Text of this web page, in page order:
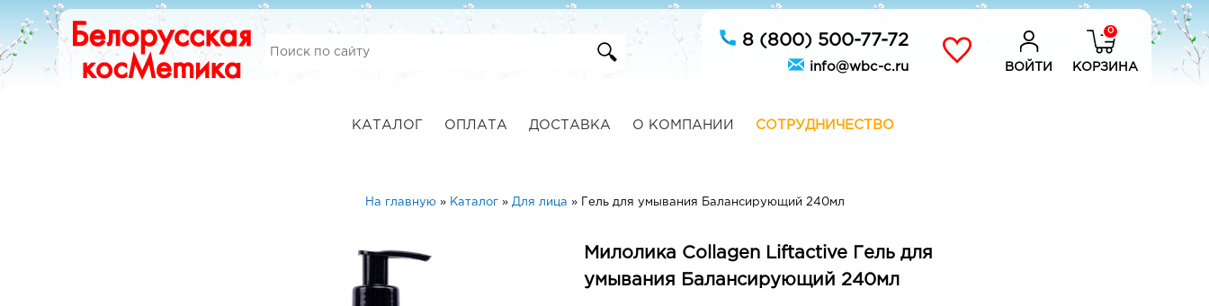
8 (800) 500-77-72
info@wbc-c.ru ВОЙТИ
0
КОРЗИНА
КАТАЛОГ ОПЛАТА ДОСТАВКА О КОМПАНИИ СОТРУДНИЧЕСТВО
На главную» Каталог» Для лица » Гель для умывания Балансирующий 240мл
Милолика Collagen Liftactive Гель для
умывания Балансирующий 240мл